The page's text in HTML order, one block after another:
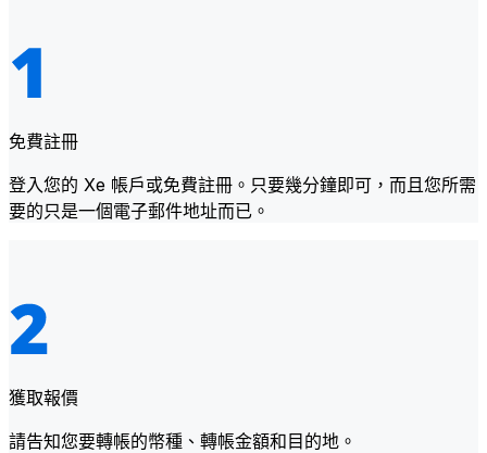
免費註冊
登入您的 Xe 帳戶或免費註冊。只要幾分鐘即可，而且您所需
要的只是一個電子郵件地址而已。
獲取報價
請告知您要轉帳的幣種、轉帳金額和目的地。